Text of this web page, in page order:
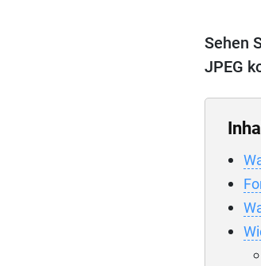
Sehen
JPEG